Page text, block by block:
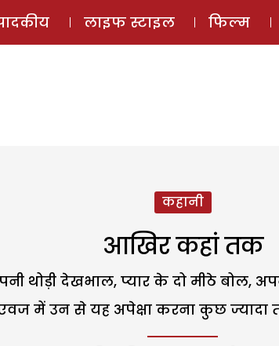
ई-मैगज़ीन
लाइफ स्टाइल फिल्म
कहानी
आखिर कहां तक
थोड़ी देखभाल, प्यार के दो मीठे बोल,
में उन से यह अपेक्षा करना कुछ ज्यादा